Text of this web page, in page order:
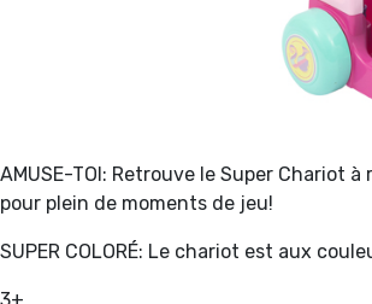
AMUSE-TOI: Retrouve le Super Chariot
pour plein de moments de jeu!
SUPER COLORÉ: Le chariot est aux